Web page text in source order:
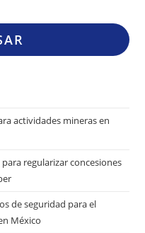
actividades mineras en
regularizar concesiones
de seguridad para el
México